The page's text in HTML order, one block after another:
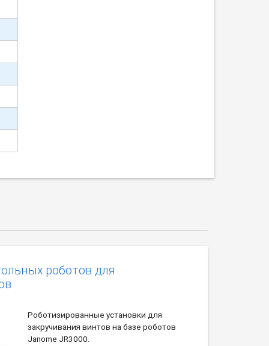
роботов для
Роботизированные установки для
закручивания винтов на базе роботов
Janome JR3000.